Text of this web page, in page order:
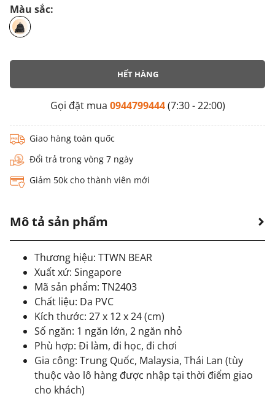
Màu sắc:
HẾT HÀNG
Gọi đặt mua 0944799444(7:30 - 22:00)
Giao hàng toàn quốc
Đổi trả trong vòng 7 ngày
Giảm 50k cho thành viên mới
Mô tả sản phẩm
Thương hiệu: TTWN BEAR
Xuất xứ: Singapore
Mã sản phẩm: TN2403
Chất liệu: Da PVC
Kích thước: 27 x 12 x 24 (cm)
Số ngăn: 1 ngăn lớn, 2 ngăn nhỏ
Phù hợp: Đi làm, đi học, đi chơi
Gia công: Trung Quốc, Malaysia, Thái Lan (tùy
thuộc vào lô hàng được nhập tại thời điểm giao
cho khách)